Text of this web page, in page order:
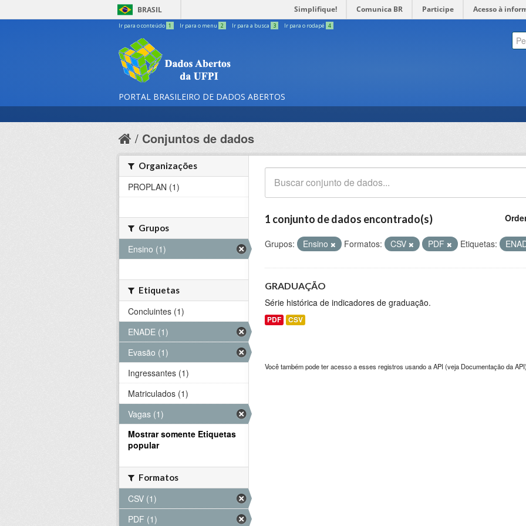
BRASIL Simplifique! Comunica BR Participe Acesso à
Ir para o conteúdo 1 Ir para o menu 2 Ir para a busca 3 Ir para o rodapé 4
PORTAL BRASILEIRO DE DADOS ABERTOS
Conjuntos de dados
1 conjunto de dados encontrado(s)
Grupos: Ensino Formatos: CSV PDF Etiquetas:
GRADUAÇÃO
Série histórica de indicadores de graduação.
PDF CSV
Você também pode ter acesso a esses registros usando aAPI(veja Documentação da API
Organizações
PROPLAN (1)
Grupos
Ensino (1)
Etiquetas
Concluintes (1)
ENADE (1)
Evasão (1)
Ingressantes (1)
Matriculados (1)
Vagas (1)
Mostrar somente Etiquetas
popular
Formatos
CSV (1)
PDF (1)